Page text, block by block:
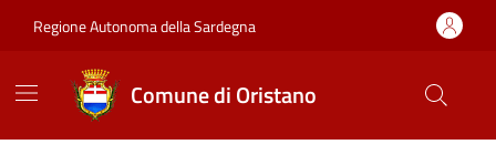
Regione Autonoma della Sardegna
Comune di Oristano